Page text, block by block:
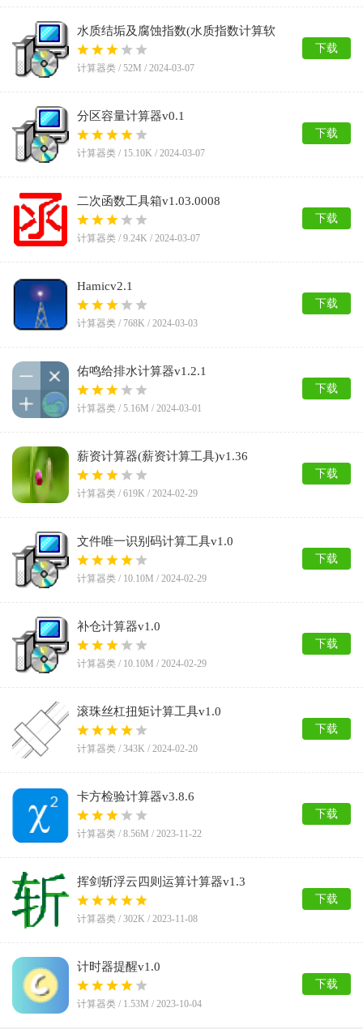
水质结垢及腐蚀指数(水质指数计算软
件)v3.0
计算器类 / 52M / 2024-03-07
下载
分区容量计算器v0.1
计算器类 / 15.10K / 2024-03-07
下载
二次函数工具箱v1.03.0008
计算器类 / 9.24K / 2024-03-07
下载
Hamicv2.1
计算器类 / 768K / 2024-03-03
下载
佑鸣给排水计算器v1.2.1
计算器类 / 5.16M / 2024-03-01
下载
薪资计算器(薪资计算工具)v1.36
计算器类 / 619K / 2024-02-29
下载
文件唯一识别码计算工具v1.0
计算器类 / 10.10M / 2024-02-29
下载
补仓计算器v1.0
计算器类 / 10.10M / 2024-02-29
下载
滚珠丝杠扭矩计算工具v1.0
计算器类 / 343K / 2024-02-20
下载
卡方检验计算器v3.8.6
计算器类 / 8.56M / 2023-11-22
下载
挥剑斩浮云四则运算计算器v1.3
计算器类 / 302K / 2023-11-08
下载
计时器提醒v1.0
计算器类 / 1.53M / 2023-10-04
下载